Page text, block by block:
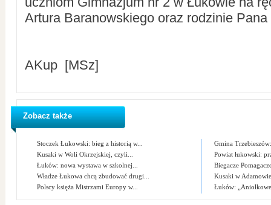
Artura Baranowskiego oraz rodzinie
AKup [MSz]
Zobacz także
Stoczek Łukowski: bieg z historią w...
Gmina
Kusaki w Woli Okrzejskiej, czyli...
Powiat łukowski:
Łuków: nowa wystawa w szkolnej...
Biegacze
Władze Łukowa chcą zbudować drugi...
Kusaki w Adamowie
Polscy księża Mistrzami Europy w...
Łuków: